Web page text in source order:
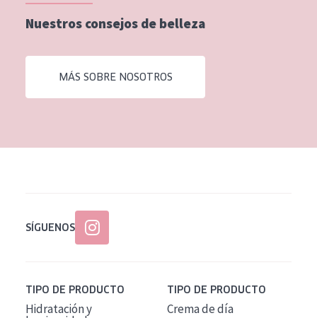
Piel madura
Piel expuesta al sol
Piel menopáusica
Todas las edades
Nuestros consejos de belleza
MÁS SOBRE NOSOTROS
SÍGUENOS
TIPO DE PRODUCTO
Hidratación y
TIPO DE PRODUCTO
Crema de día